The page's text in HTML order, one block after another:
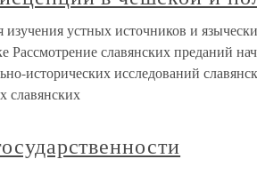
изучения устных источников и
Рассмотрение славянских преданий
исторических исследований
славянских